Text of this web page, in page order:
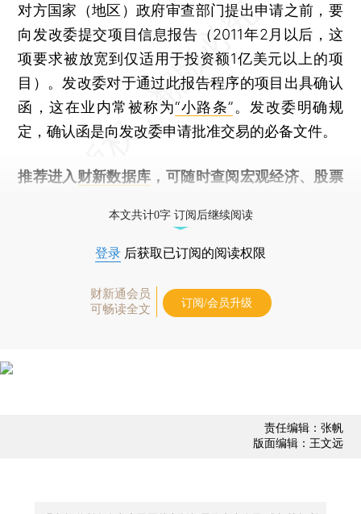
对方国家（地区）政府审查部门提出申请之前，要
向发改委提交项目信息报告（2011年2月以后，这
项要求被放宽到仅适用于投资额1亿美元以上的项
目）。发改委对于通过此报告程序的项目出具确认
函，这在业内常被称为“小路条”。发改委明确规
定，确认函是向发改委申请批准交易的必备文件。
推荐进入 财新数据库 ，可随时查阅宏观经济、股票
本文共计0字 订阅后继续阅读
登录 后获取已订阅的阅读权限
财新通会员
可畅读全文
订阅/会员升级
责任编辑：张帆
版面编辑：王文远